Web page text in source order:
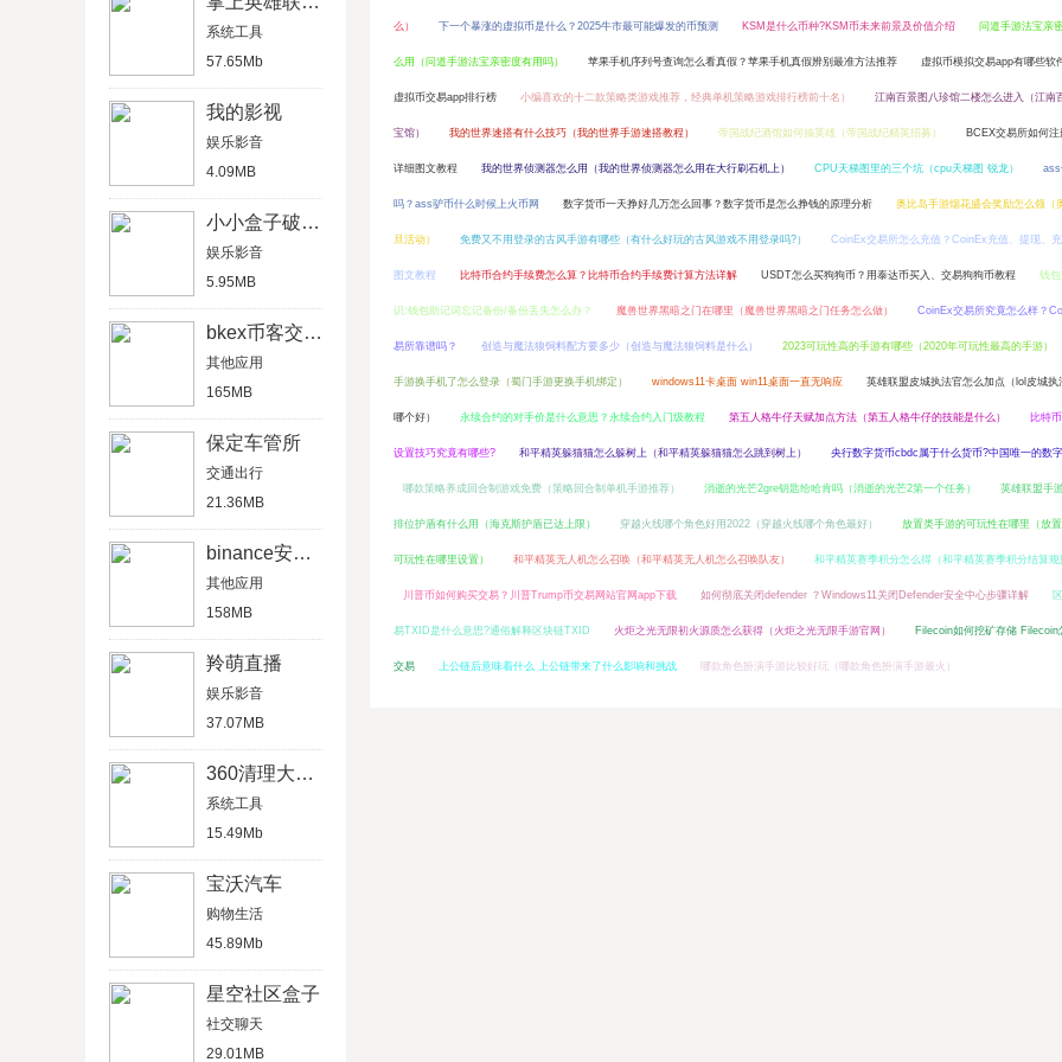
系统工具
57.65Mb
我的影视
娱乐影音
4.09MB
小小盒子破解版
娱乐影音
5.95MB
bkex币客交易所官网版
其他应用
165MB
保定车管所
交通出行
21.36MB
binance安卓版
其他应用
158MB
羚萌直播
娱乐影音
37.07MB
360清理大师2020最新版
系统工具
15.49Mb
宝沃汽车
购物生活
45.89Mb
星空社区盒子
社交聊天
29.01MB
么） 下一个暴涨的虚拟币是什么？2025牛市最可能爆发的币预测 KSM是什么币种?KSM币未来前景及价值介绍 问道手游法宝亲
么用（问道手游法宝亲密度有用吗） 苹果手机序列号查询怎么看真假？苹果手机真假辨别最准方法推荐 虚拟币模拟交易app有哪些软
虚拟币交易app排行榜 小编喜欢的十二款策略类游戏推荐，经典单机策略游戏排行榜前十名） 江南百景图八珍馆二楼怎么进入（江南
宝馆） 我的世界速搭有什么技巧（我的世界手游速搭教程） 帝国战纪酒馆如何抽英雄（帝国战纪精英招募） BCEX交易所如何
详细图文教程 我的世界侦测器怎么用（我的世界侦测器怎么用在大行刷石机上） CPU天梯图里的三个坑（cpu天梯图 锐龙） ass
吗？ass驴币什么时候上火币网 数字货币一天挣好几万怎么回事？数字货币是怎么挣钱的原理分析 奥比岛手游烟花盛会奖励怎么领（
旦活动） 免费又不用登录的古风手游有哪些（有什么好玩的古风游戏不用登录吗?） CoinEx交易所怎么充值？CoinEx充值、提现、
图文教程 比特币合约手续费怎么算？比特币合约手续费计算方法详解 USDT怎么买狗狗币？用泰达币买入、交易狗狗币教程 钱
识:钱包助记词忘记备份/备份丢失怎么办？ 魔兽世界黑暗之门在哪里（魔兽世界黑暗之门任务怎么做） CoinEx交易所究竟怎么样？
易所靠谱吗？ 创造与魔法狼饲料配方要多少（创造与魔法狼饲料是什么） 2023可玩性高的手游有哪些（2020年可玩性最高的手游）
手游换手机了怎么登录（蜀门手游更换手机绑定） windows11卡桌面 win11桌面一直无响应 英雄联盟皮城执法官怎么加点（lol皮城执
哪个好） 永续合约的对手价是什么意思？永续合约入门级教程 第五人格牛仔天赋加点方法（第五人格牛仔的技能是什么） 比特
设置技巧究竟有哪些? 和平精英躲猫猫怎么躲树上（和平精英躲猫猫怎么跳到树上） 央行数字货币cbdc属于什么货币?中国唯一的数
哪款策略养成回合制游戏免费（策略回合制单机手游推荐） 消逝的光芒2gre钥匙给哈肯吗（消逝的光芒2第一个任务） 英雄联盟手
排位护盾有什么用（海克斯护盾已达上限） 穿越火线哪个角色好用2022（穿越火线哪个角色最好） 放置类手游的可玩性在哪里（放
可玩性在哪里设置） 和平精英无人机怎么召唤（和平精英无人机怎么召唤队友） 和平精英赛季积分怎么得（和平精英赛季积分结算规
川普币如何购买交易？川普Trump币交易网站官网app下载 如何彻底关闭defender ？Windows11关闭Defender安全中心步骤详解
易TXID是什么意思?通俗解释区块链TXID 火炬之光无限初火源质怎么获得（火炬之光无限手游官网） Filecoin如何挖矿存储 Filecoin
交易 上公链后意味着什么 上公链带来了什么影响和挑战 哪款角色扮演手游比较好玩（哪款角色扮演手游最火）